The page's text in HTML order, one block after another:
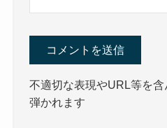
不適切な表現やURL等を
弾かれます